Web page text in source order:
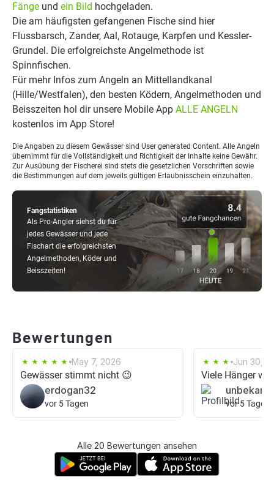
Fangstatistiken
Als Pro-Angler siehst du für
jedes Gewässer und jede
Fischart die erfolgreichsten
Angelmethoden, Köder und
Beisszeiten!
Fänge und ein Bild hochgeladen.
Die am häufigsten gefangenen Fische sind hier
Flussbarsch, Zander, Aal, Rotauge, Karpfen und Kessler-
Grundel. Die erfolgreichste Angelmethode ist
Spinnfischen.
Für mehr Infos zum Angeln an Mittellandkanal
(Hille/Westfalen), den besten Ködern, Angelmethoden und
Beisszeiten hol dir unsere Mobile App ALLE ANGELN
kostenlos im App Store!
Die Angaben zu diesem Gewässer sind User generated Content. Alle Angeln
übernimmt für die Vollständigkeit und Richtigkeit der Inhalte keine Gewähr.
Zur Ausübung der Fischerei sind stets die gesetzlichen Vorschriften sowie
die Bestimmungen auf dem jeweils gültigen Erlaubnisschein einzuhalten.
Bewertungen
May 7, 2026
Gewässer stimmt nicht 😉
erdogan32
vor 5 Tagen
Jun 30,
Viele Hänger
vor 5 Tagen
Alle 20 Bewertungen ansehen